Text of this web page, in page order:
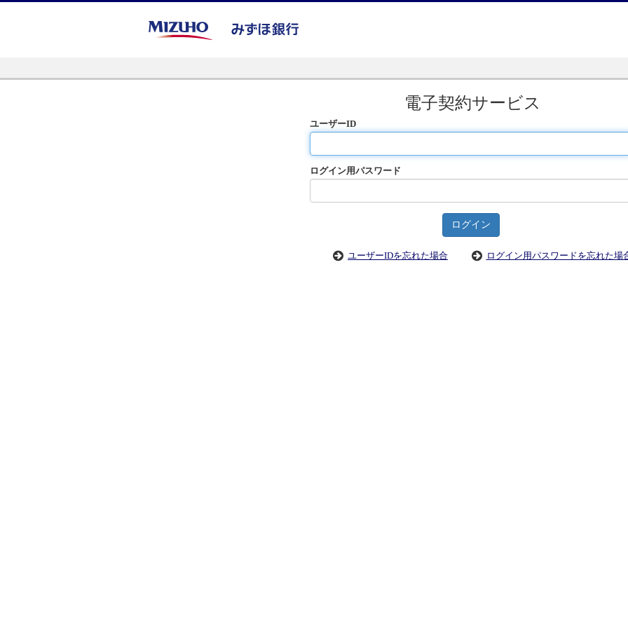
電子契約サービス
ユーザーID
ログイン用パスワード
ユーザーIDを忘れた場合 ログイン用パスワードを忘れた場